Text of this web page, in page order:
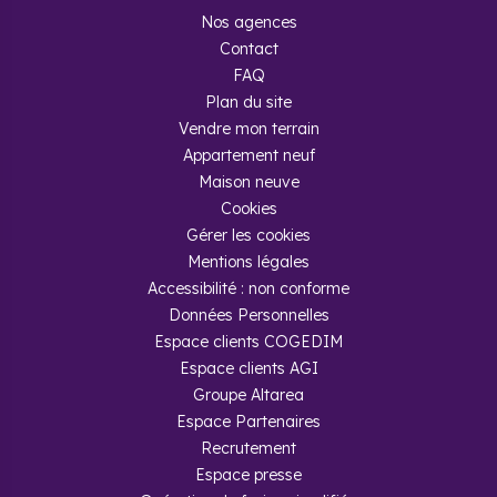
Pourquoi acheter un logement neuf
dans le Maine-et-Loire ?
Le Maine-et-Loire est le deuxième département le plus
peuplé de la région avec une forte croissance
démographique. Il attire de nombreux actifs dans les
domaines de l'informatique, de l'agro-alimentaire et de
l'électronique, par exemple. Investir dans un appartement ou
une maison neuve dans le Maine-et-Loire vous permet
également de profiter des prix abordables de son marché
De plus, il fait aussi bon vivre dans le Maine-et-Loire grâce à
son climat tempéré de type océanique, à ses
environnements ruraux et à son patrimoine historique
composé de nombreux châteaux.
Nos agences
Contact
FAQ
Plan du site
Vendre mon terrain
Appartement neuf
Maison neuve
Cookies
Gérer les cookies
Mentions légales
Accessibilité : non conforme
Données Personnelles
Espace clients COGEDIM
Espace clients AGI
Groupe Altarea
Espace Partenaires
Recrutement
Espace presse